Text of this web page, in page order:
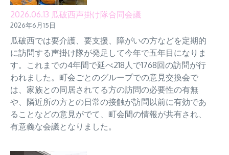
2026.06.13 瓜破西声掛け隊合同会議
2026年6月15日
瓜破西では要介護、要支援、障がいの方などを定期的
に訪問する声掛け隊が発足して今年で五年目になりま
す。これまでの4年間で延べ218人で1768回の訪問が行
われました。町会ごとのグループでの意見交換会で
は、家族との同居されてる方の訪問の必要性の有無
や、隣近所の方との日常の接触が訪問以前に有効であ
ることなどの意見がでて、町会間の情報が共有され、
有意義な会議となりました。